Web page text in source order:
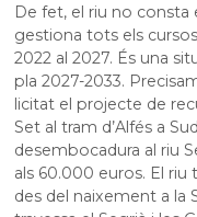
De fet, el riu no consta
gestiona tots els
2022 al 2027. És una
pla 2027-2033.
licitat el projecte de
Set al tram d’Alfés a
desembocadura al riu
als 60.000 euros. El
des del naixement a la